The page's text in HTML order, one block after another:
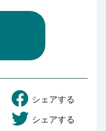
シェアする
シェアする